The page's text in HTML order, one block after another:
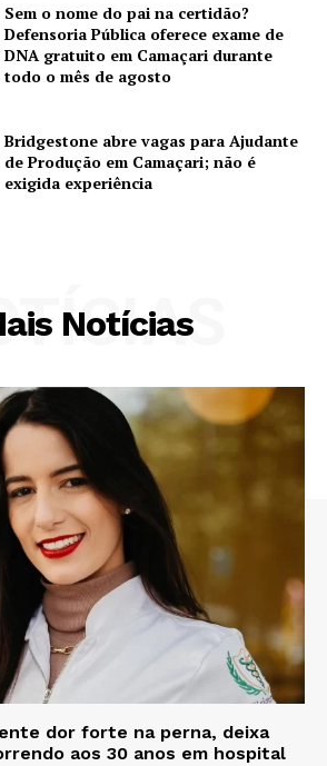
Sem o nome do pai na certidão?
Defensoria Pública oferece exame de
DNA gratuito em Camaçari durante
todo o mês de agosto
Bridgestone abre vagas para Ajudante
de Produção em Camaçari; não é
exigida experiência
Notícias
dor forte na perna, deixa
aos 30 anos em hospital